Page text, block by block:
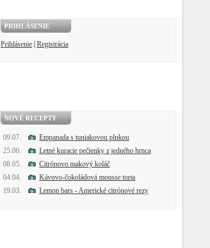
PRIHLÁSENIE
Prihlásenie Registrácia
NOVÉ RECEPTY
09.07.
Empanada s tuniakovou plnkou
25.06.
Letné kuracie pečienky z jedného hrnca
08.05.
Citrónovo makový koláč
04.04.
Kávovo-čokoládová mousse torta
19.03.
Lemon bars - Americké citrónové rezy